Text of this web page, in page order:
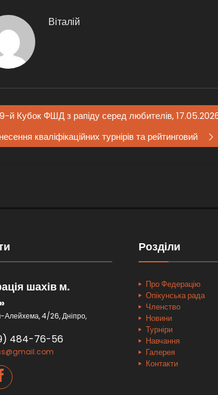
Віталій
й Кубок ФШД з рапіду серед любителів,
кваліфікаційних турнірів та рейтинговий
шахів м.
4/26, Дніпро,
484-76-56
Розділи
Про Федерацію
Опікунська рада
Членство
Новини
Турніри
Навчання
Галерея
Контакти